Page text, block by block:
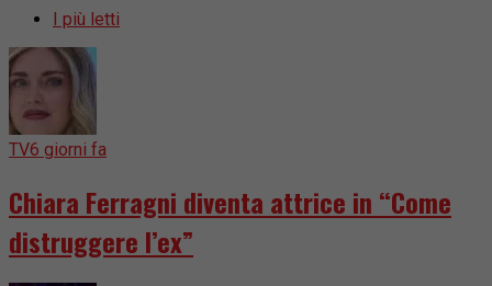
I più letti
TV6 giorni fa
Chiara Ferragni diventa attrice in “Come
distruggere l’ex”